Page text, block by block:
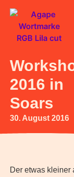
2016 in
Soars
30. August 2016
Der etwas kleiner